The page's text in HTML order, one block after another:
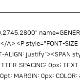
<P style="FONT-
ALIGN: justify"><SPAN
SPACING: 0px;
MARGIN: 0px;